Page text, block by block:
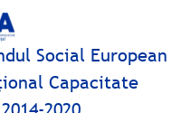
Social European
Capacitate